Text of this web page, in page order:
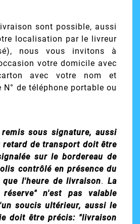
sont possible, aussi
localisation par le livreur
nous vous invitons à
votre domicile avec
avec votre nom et
N° de téléphone portable ou
sous signature, aussi
de transport doit être
sur le bordereau de
contrôlé en présence du
l'heure de livraison.La
n'est pas valable
soucis ultérieur, aussi le
doit être précis: "livraison